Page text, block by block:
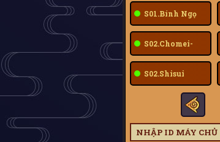
Sarada
S01.Bính Ngọ
S02.Chomei-
Fuu
S02.Shisui
NHẬP ID MÁY CHỦ